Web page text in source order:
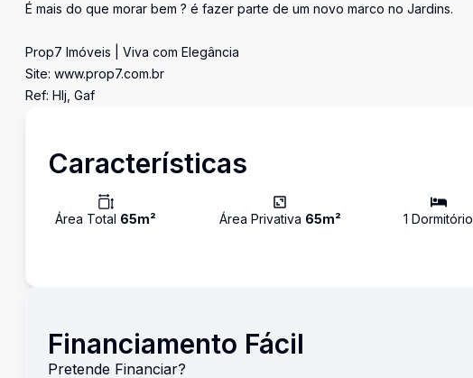
É mais do que morar bem ? é fazer parte de um novo marco no Jardins.
Prop7 Imóveis | Viva com Elegância
Site: www.prop7.com.br
Ref: Hlj, Gaf
Características
Área Total 65m² Área Privativa 65m² 1 Dormitório
Financiamento Fácil
Pretende Financiar?